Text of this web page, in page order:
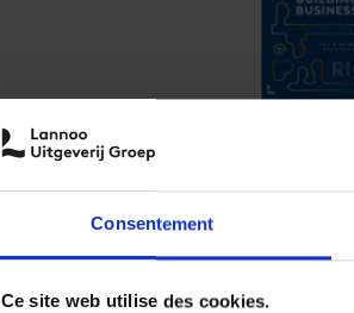
Consentement
Ce site web utilise des cookies.